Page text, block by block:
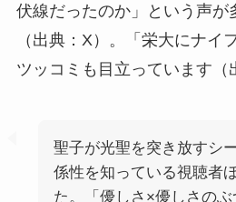
伏線だったのか」という声が
（出典：X）。「栄大にナイ
ツッコミも目立っています（
聖子が光聖を突き放すシ
係性を知っている視聴者
た。「優しさ×優しさの